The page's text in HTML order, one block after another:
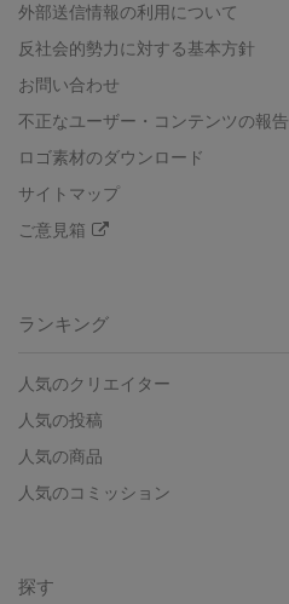
外部送信情報の利用について
反社会的勢力に対する基本方針
お問い合わせ
不正なユーザー・コンテンツの報告
ロゴ素材のダウンロード
サイトマップ
ご意見箱
ランキング
人気のクリエイター
人気の投稿
人気の商品
人気のコミッション
探す